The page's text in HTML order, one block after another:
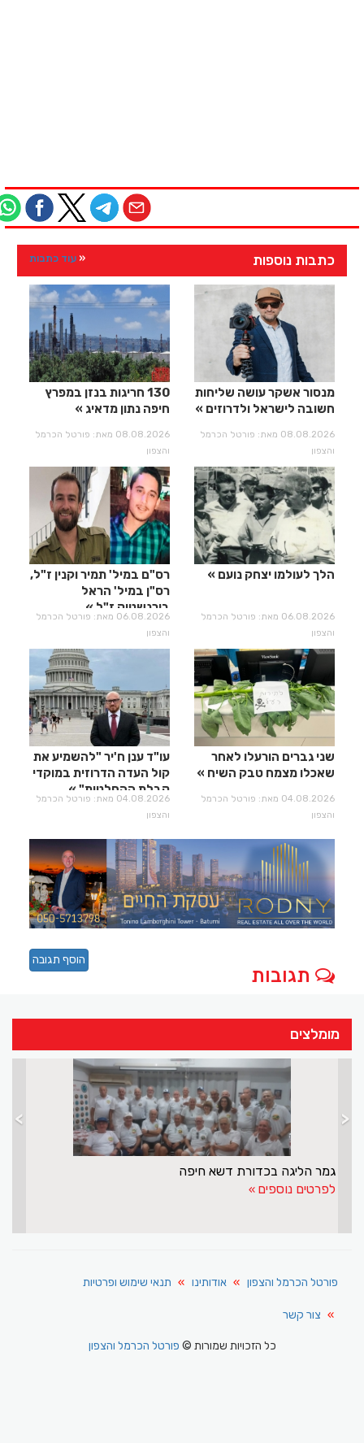
כתבות נוספות עוד כתבות
מנסור אשקר עושה שליחות
חשובה לישראל ולדרוזים
08.08.2026 מאת: פורטל הכרמל
והצפון
130 חריגות בנזן במפרץ
חיפה נתון מדאיג
08.08.2026 מאת: פורטל הכרמל
והצפון
הלך לעולמו יצחק נועם
06.08.2026 מאת: פורטל הכרמל
והצפון
רס"ם במיל' תמיר וקנין ז"ל,
רס"ן במיל' הראל
בירנשטוק ז"ל
06.08.2026 מאת: פורטל הכרמל
והצפון
שני גברים הורעלו לאחר
שאכלו מצמח טבק השיח
04.08.2026 מאת: פורטל הכרמל
והצפון
עו"ד ענן ח'יר "להשמיע את
קול העדה הדרוזית במוקדי
קבלת ההחלטות"
04.08.2026 מאת: פורטל הכרמל
והצפון
תגובות
הוסף תגובה
מומלצים
גמר הליגה בכדורת דשא חיפה
לפרטים נוספים
> <
פורטל הכרמל והצפון אודותינו תנאי שימוש ופרטיות
צור קשר
כל הזכויות שמורות ©פורטל הכרמל והצפון